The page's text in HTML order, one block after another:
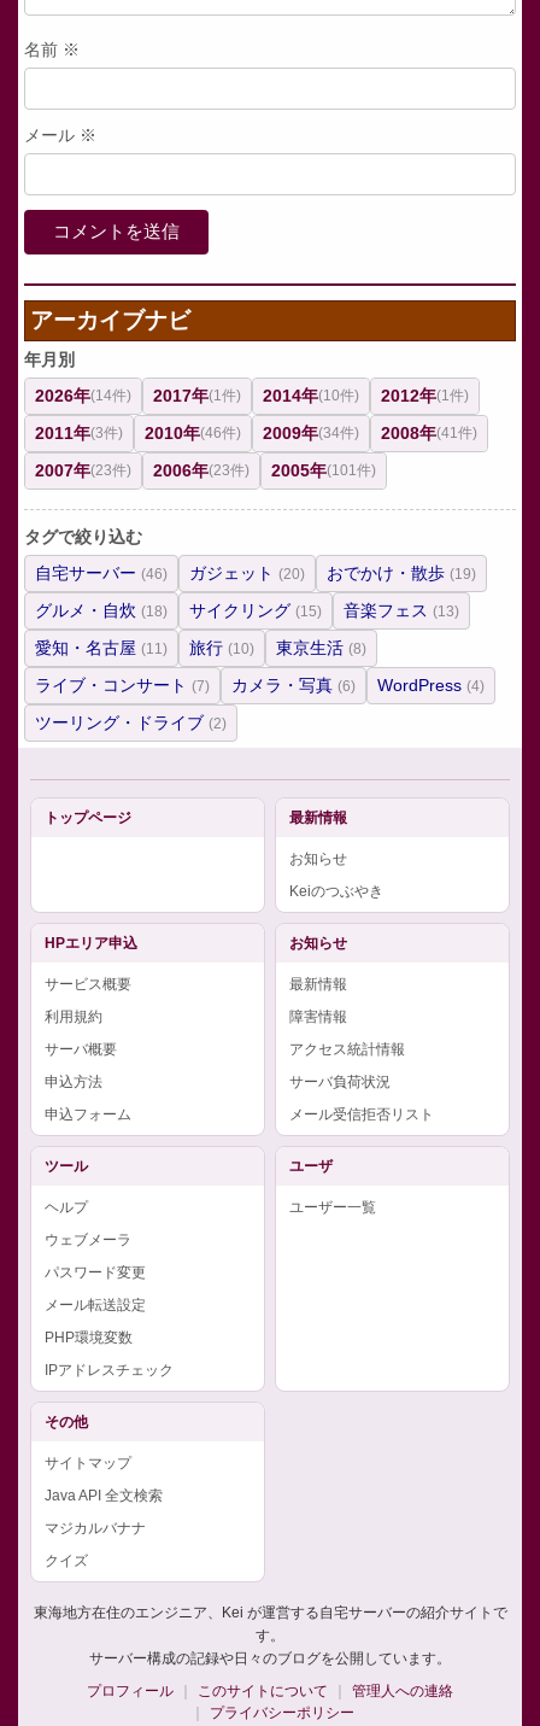
名前 ※
メール ※
アーカイブナビ
年月別
2026年(14件) 2017年(1件) 2014年(10件) 2012年(1件)
2011年(3件) 2010年(46件) 2009年(34件) 2008年(41件)
2007年(23件) 2006年(23件) 2005年(101件)
タグで絞り込む
自宅サーバー (46) ガジェット (20) おでかけ・散歩 (19)
グルメ・自炊 (18) サイクリング (15) 音楽フェス (13)
愛知・名古屋 (11) 旅行 (10) 東京生活 (8)
ライブ・コンサート (7) カメラ・写真 (6) WordPress (4)
ツーリング・ドライブ (2)
トップページ 最新情報
お知らせ
Keiのつぶやき
HPエリア申込
サービス概要
利用規約
サーバ概要
申込方法
申込フォーム
お知らせ
最新情報
障害情報
アクセス統計情報
サーバ負荷状況
メール受信拒否リスト
ツール
ヘルプ
ウェブメーラ
パスワード変更
メール転送設定
PHP環境変数
IPアドレスチェック
ユーザ
ユーザー一覧
その他
サイトマップ
Java API 全文検索
マジカルバナナ
クイズ
東海地方在住のエンジニア、Kei が運営する自宅サーバーの紹介サイトで
す。
サーバー構成の記録や日々のブログを公開しています。
プロフィール
このサイトについて
管理人への連絡
プライバシーポリシー